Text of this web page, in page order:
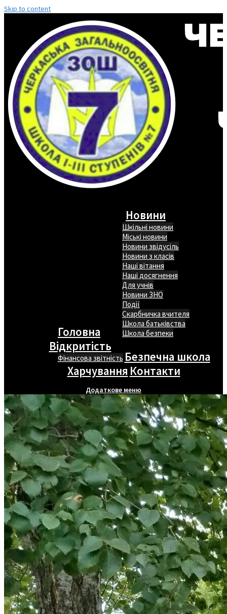
Skip to content
Головна
Новини
Шкільні новини
Міські новини
Новини звідусіль
Новини з класів
Наші вітання
Наші досягнення
Для учнів
Новини ЗНО
Події
Скарбничка вчителя
Школа батьківства
Школа безпеки
Відкритість
Фінансова звітність Безпечна школа
Харчування Контакти
Додаткове меню